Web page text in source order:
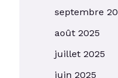
septembre
août 2025
juillet 2025
juin 2025